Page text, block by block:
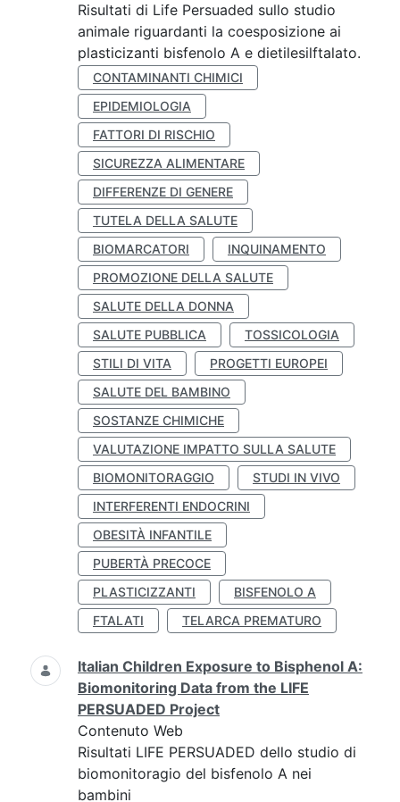
Risultati di Life Persuaded sullo studio
animale riguardanti la coesposizione ai
plasticizanti bisfenolo A e dietilesilftalato.
CONTAMINANTI CHIMICI
EPIDEMIOLOGIA
FATTORI DI RISCHIO
SICUREZZA ALIMENTARE
DIFFERENZE DI GENERE
TUTELA DELLA SALUTE
BIOMARCATORI
INQUINAMENTO
PROMOZIONE DELLA SALUTE
SALUTE DELLA DONNA
SALUTE PUBBLICA
TOSSICOLOGIA
STILI DI VITA
PROGETTI EUROPEI
SALUTE DEL BAMBINO
SOSTANZE CHIMICHE
VALUTAZIONE IMPATTO SULLA SALUTE
BIOMONITORAGGIO
STUDI IN VIVO
INTERFERENTI ENDOCRINI
OBESITÀ INFANTILE
PUBERTÀ PRECOCE
PLASTICIZZANTI
BISFENOLO A
FTALATI
TELARCA PREMATURO
Italian Children Exposure to Bisphenol A:
Biomonitoring Data from the LIFE
PERSUADED Project
Contenuto Web
Risultati LIFE PERSUADED dello studio di
biomonitoragio del bisfenolo A nei
bambini